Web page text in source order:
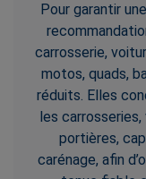
Pour garantir
carrosserie,
motos, quads,
réduits. Elles
les carrosseries,
portières,
carénage, afin